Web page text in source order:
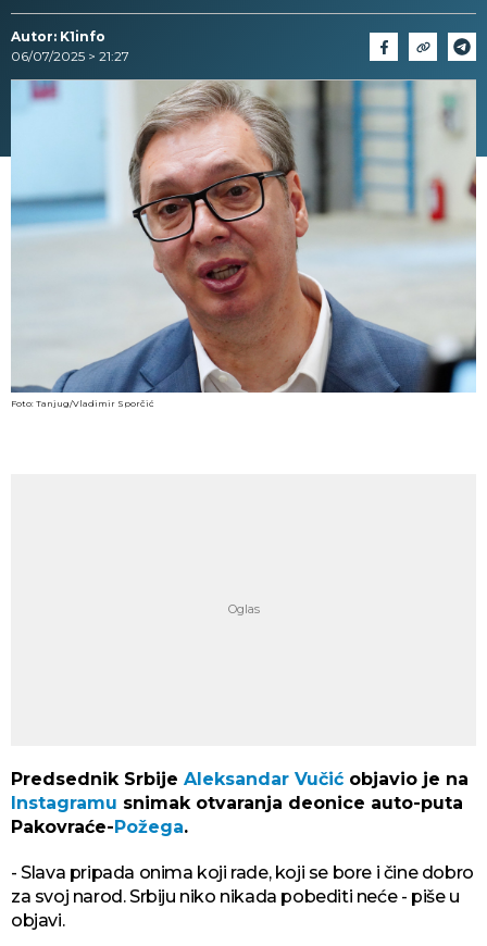
Autor: K1info
06/07/2025 > 21:27
Foto: Tanjug/Vladimir Sporčić
Predsednik Srbije Aleksandar Vučić objavio je na
Instagramu snimak otvaranja deonice auto-puta
Pakovraće-Požega.
- Slava pripada onima koji rade, koji se bore i čine dobro
za svoj narod. Srbiju niko nikada pobediti neće - piše u
objavi.